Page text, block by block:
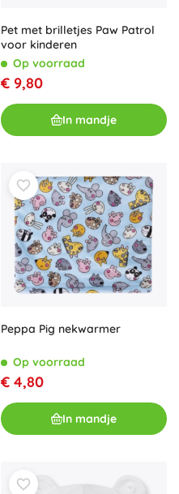
Pet met brilletjes Paw Patrol
voor kinderen
Op voorraad
€ 9,80
In mandje
Peppa Pig nekwarmer
Op voorraad
€ 4,80
In mandje